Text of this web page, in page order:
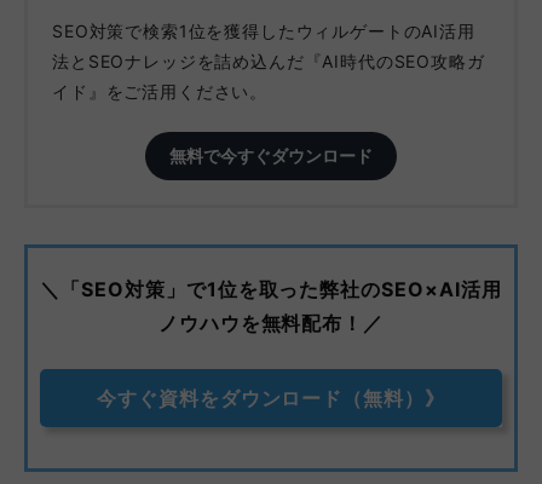
SEO対策で検索1位を獲得したウィルゲートのAI活用
法とSEOナレッジを詰め込んだ『AI時代のSEO攻略ガ
イド』をご活用ください。
無料で今すぐダウンロード
＼「SEO対策」で1位を取った弊社のSEO×AI活用
ノウハウを無料配布！／
今すぐ資料をダウンロード（無料）》